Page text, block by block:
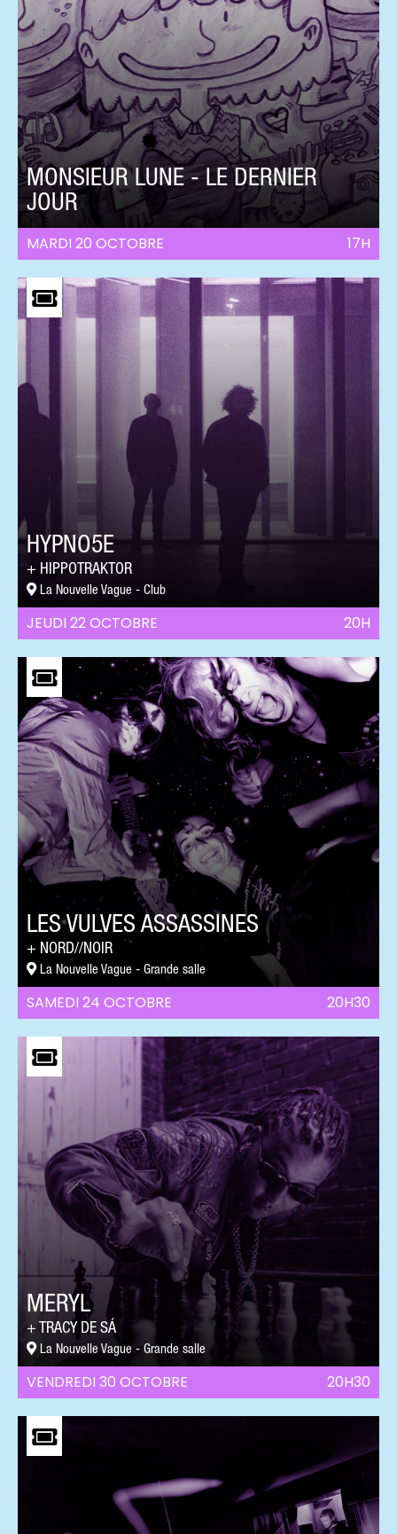
MARDI 20 OCTOBRE 17H
MONSIEUR LUNE - LE DERNIER
JOUR
JEUDI 22 OCTOBRE 20H
HYPNO5E
HIPPOTRAKTOR
La Nouvelle Vague - Club
SAMEDI 24 OCTOBRE 20H30
LES VULVES ASSASSINES
NORD//NOIR
La Nouvelle Vague - Grande salle
VENDREDI 30 OCTOBRE 20H30
MERYL
TRACY DE SÁ
La Nouvelle Vague - Grande salle